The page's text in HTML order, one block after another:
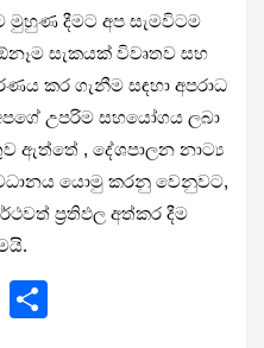
මුහුණ දීමට අප සැමවිටම
සැකයක් විවෘතව සහ
කර ගැනීම සඳහා අපරාධ
උපරිම සහයෝගය ලබා
ඇත්තේ , දේශපාලන නාට්‍ය
යොමු කරනු වෙනුවට,
ප්‍රතිඵල අත්කර දීම
X